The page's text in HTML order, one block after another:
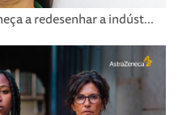
a redesenhar a indúst...